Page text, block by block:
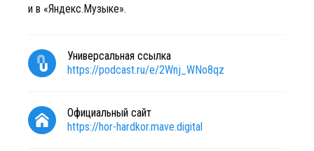
и в «Яндекс.Музыке».
Универсальная ссылка
https://podcast.ru/e/2Wnj_WNo8qz
Официальный сайт
https://hor-hardkor.mave.digital